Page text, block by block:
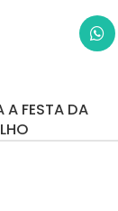
A FESTA DA